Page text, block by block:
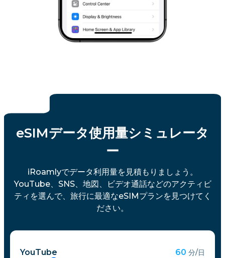
eSIMデータ使用量シミュレータ
ー
iRoamlyでデータ利用量を見積もりましょう。
YouTube、SNS、地図、ビデオ通話などのアクティビ
ティを選んで、旅行に最適なeSIMプランを見つけてく
ださい。
YouTube 60 分/日